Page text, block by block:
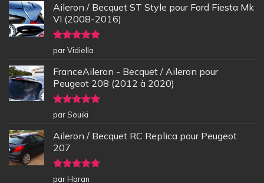
Aileron / Becquet ST Style pour Ford Fiesta Mk
VI (2008-2016)
Note5sur
5
par Vidiella
FranceAileron - Becquet / Aileron pour
Peugeot 208 (2012 à 2020)
Note5sur
5
par Souiki
Aileron / Becquet RC Replica pour Peugeot
207
Note5sur
par Haran